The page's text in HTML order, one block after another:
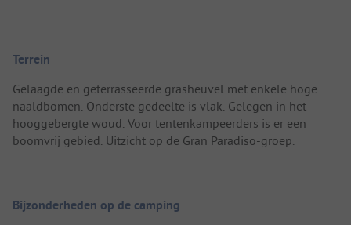
Terrein
Gelaagde en geterrasseerde grasheuvel met enkele hoge
naaldbomen. Onderste gedeelte is vlak. Gelegen in het
hooggebergte woud. Voor tentenkampeerders is er een
boomvrij gebied. Uitzicht op de Gran Paradiso-groep.
Bijzonderheden op de camping